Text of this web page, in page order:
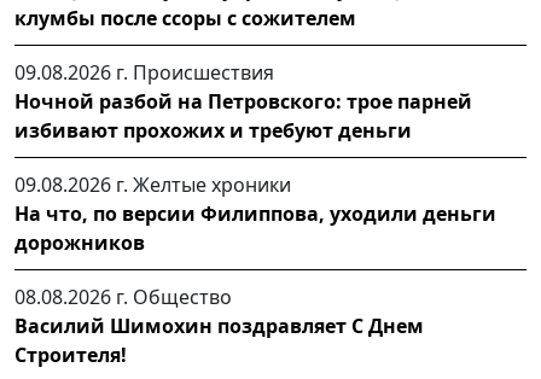
клумбы после ссоры с сожителем
09.08.2026 г. Происшествия
Ночной разбой на Петровского: трое парней
избивают прохожих и требуют деньги
09.08.2026 г. Желтые хроники
На что, по версии Филиппова, уходили деньги
дорожников
08.08.2026 г. Общество
Василий Шимохин поздравляет С Днем
Строителя!